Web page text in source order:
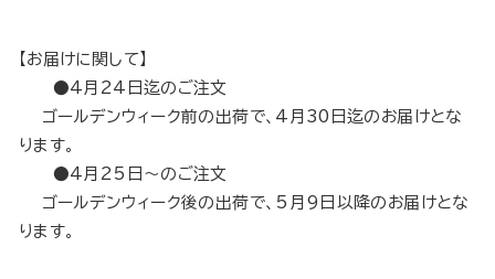
【お届けに関して】
●4月24日迄のご注文
ゴールデンウィーク前の出荷で、4月30日迄のお届けとな
ります。
●4月25日～のご注文
ゴールデンウィーク後の出荷で、5月9日以降のお届けとな
ります。